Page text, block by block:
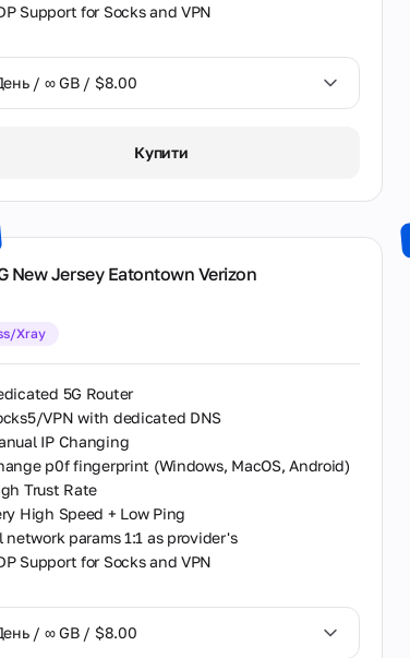
Support for Socks and VPN
/ ∞ GB / $8.00
Дні / ∞ GB / $21.00
Днів / ∞ GB / $162.00
Купити
New Jersey Eatontown Verizon
Xray
5G Router
VPN with dedicated DNS
IP Changing
p0f fingerprint (Windows, MacOS, Android)
Trust Rate
High Speed + Low Ping
network params 1:1 as provider's
Support for Socks and VPN
/ ∞ GB / $8.00